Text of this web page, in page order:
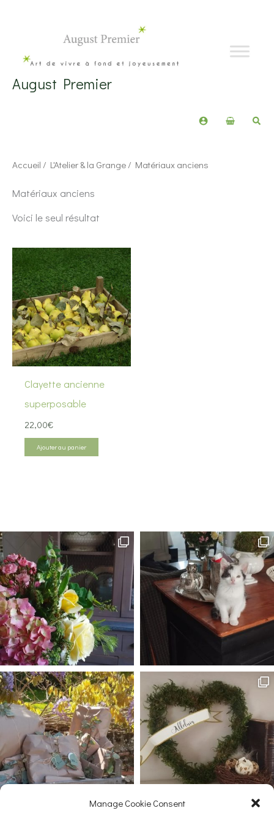
Manage Cookie Consent
August Premier
Accueil / L'Atelier & la Grange / Matériaux anciens
Matériaux anciens
Voici le seul résultat
Clayette ancienne
superposable
22,00€
Ajouter au panier